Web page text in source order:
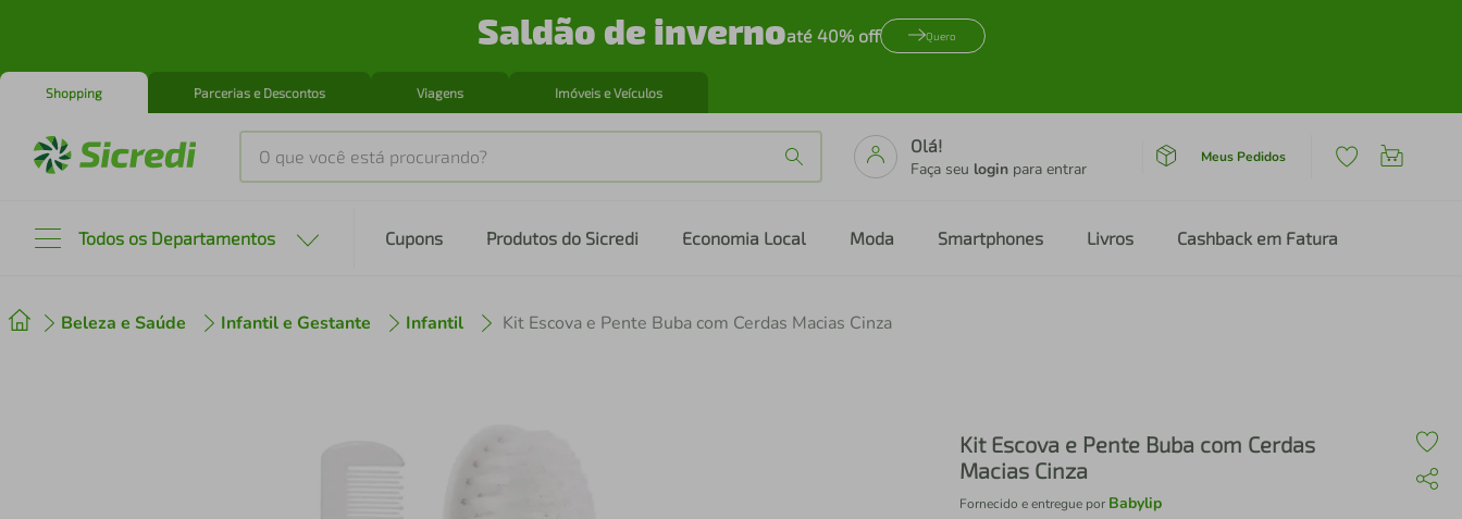
Saldão de invernoaté 40% off Quero
Shopping Parcerias e Descontos Viagens Imóveis e Veículos
O que você está procurando?
Olá!
Faça seu login para entrar
Meus Pedidos
Todos os Departamentos Cupons Produtos do Sicredi Economia Local Moda Smartphones Livros Cashback em Fatura
Beleza e Saúde Infantil e Gestante Infantil Kit Escova e Pente Buba com Cerdas Macias Cinza
Kit Escova e Pente Buba com Cerdas
Macias Cinza
Fornecido e entregue por Babylip
2º cafeteira